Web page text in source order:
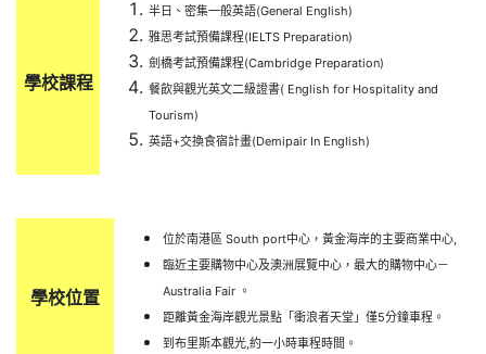
學校課程
半日、密集一般英語(General English)
雅思考試預備課程(IELTS Preparation)
劍橋考試預備課程(Cambridge Preparation)
餐飲與觀光英文二級證書( English for Hospitality and
Tourism)
英語+交換食宿計畫(Demipair In English)
學校位置
位於南港區 South port中心，黃金海岸的主要商業中心,
臨近主要購物中心及澳洲展覽中心，最大的購物中心－
Australia Fair 。
距離黃金海岸觀光景點「衝浪者天堂」僅5分鐘車程。
到布里斯本觀光,約一小時車程時間。